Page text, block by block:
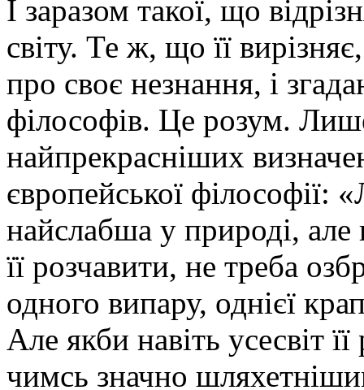
І заразом такої, що
світу. Те ж, що її
про своє незнання, і
філософів. Це розум.
найпрекрасніших
європейської філософії:
найслабша у природі,
її розчавити, не треба
одного випару, однієї
Але якби навіть усесвіт
чимсь значно